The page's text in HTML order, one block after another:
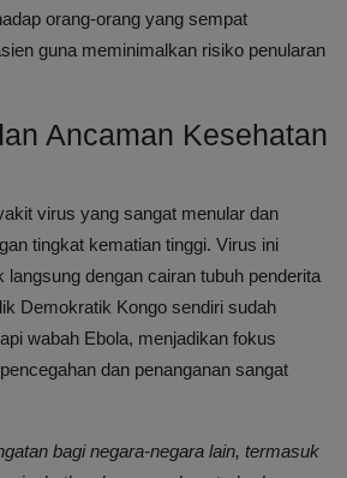
orang-orang yang sempat
guna meminimalkan risiko penularan
Ancaman Kesehatan
virus yang sangat menular dan
tingkat kematian tinggi. Virus ini
langsung dengan cairan tubuh penderita
Demokratik Kongo sendiri sudah
wabah Ebola, menjadikan fokus
dan penanganan sangat
bagi negara-negara lain, termasuk